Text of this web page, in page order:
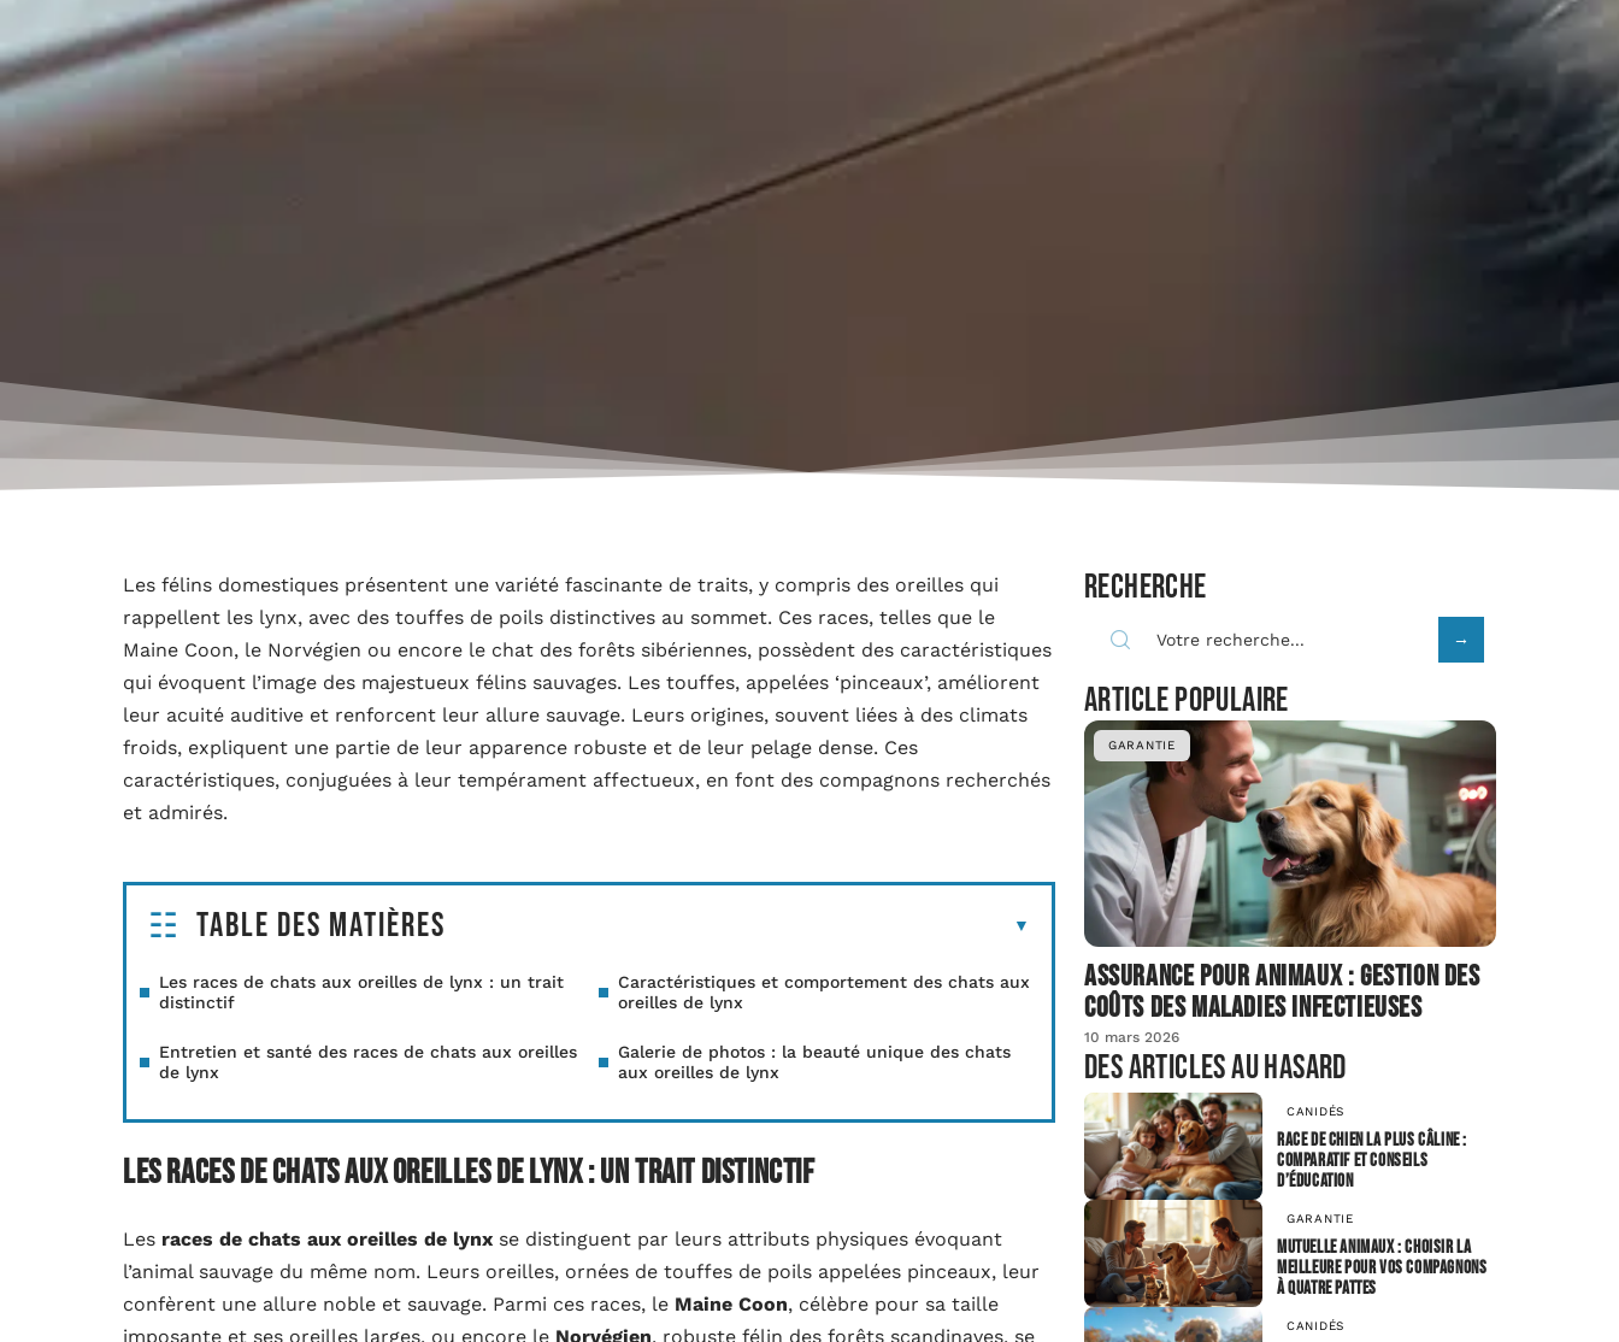
Les félins domestiques présentent une variété fascinante de traits, y compris des oreilles qui
rappellent les lynx, avec des touffes de poils distinctives au sommet. Ces races, telles que le
Maine Coon, le Norvégien ou encore le chat des forêts sibériennes, possèdent des caractéristiques
qui évoquent l’image des majestueux félins sauvages. Les touffes, appelées ‘pinceaux’, améliorent
leur acuité auditive et renforcent leur allure sauvage. Leurs origines, souvent liées à des climats
froids, expliquent une partie de leur apparence robuste et de leur pelage dense. Ces
caractéristiques, conjuguées à leur tempérament affectueux, en font des compagnons recherchés
et admirés.
Table des matières
Les races de chats aux oreilles de lynx : un trait
distinctif
Caractéristiques et comportement des chats aux
oreilles de lynx
Entretien et santé des races de chats aux oreilles
de lynx
Galerie de photos : la beauté unique des chats
aux oreilles de lynx
Les races de chats aux oreilles de lynx : un trait distinctif
Les races de chats aux oreilles de lynx se distinguent par leurs attributs physiques évoquant
l’animal sauvage du même nom. Leurs oreilles, ornées de touffes de poils appelées pinceaux, leur
confèrent une allure noble et sauvage. Parmi ces races, le Maine Coon, célèbre pour sa taille
imposante et ses oreilles larges, ou encore le Norvégien, robuste félin des forêts scandinaves, se
Recherche
Article populaire
GARANTIE
Assurance pour animaux : gestion des
coûts des maladies infectieuses
10 mars 2026
Des articles au hasard
CANIDÉS
Race de chien la plus câline :
comparatif et conseils
d’éducation
GARANTIE
Mutuelle animaux : choisir la
meilleure pour vos compagnons
à quatre pattes
CANIDÉS